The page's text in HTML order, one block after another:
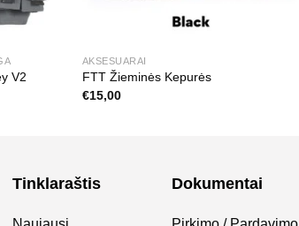
V2
AKSESUARAI
FTT Žieminės Kepurės
€15,00
Tinklaraštis Dokumentai